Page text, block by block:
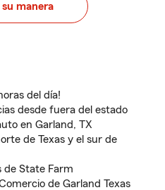
su manera
del día!
desde fuera del estado
en Garland, TX
de Texas y el sur de
de State Farm
de Garland Texas